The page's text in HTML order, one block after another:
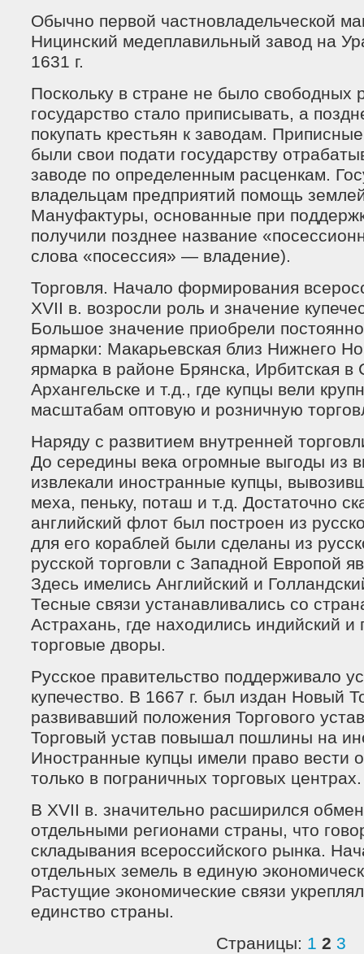
Обычно первой частновладельческой
Ницинский медеплавильный завод на
1631 г.
Поскольку в стране не было свободных
государство стало приписывать, а
покупать крестьян к заводам.
были свои подати государству
заводе по определенным расценкам.
владельцам предприятий помощь
Мануфактуры, основанные при
получили позднее название
слова «посессия» — владение).
Торговля. Начало формирования
XVII в. возросли роль и значение
Большое значение приобрели
ярмарки: Макарьевская близ Нижнего
ярмарка в районе Брянска, Ирбитская в
Архангельске и т.д., где купцы вели
масштабам оптовую и розничную
Наряду с развитием внутренней
До середины века огромные выгоды из
извлекали иностранные купцы,
меха, пеньку, поташ и т.д. Достаточно
английский флот был построен из
для его кораблей были сделаны из
русской торговли с Западной Европой
Здесь имелись Английский и
Тесные связи устанавливались со
Астрахань, где находились индийский и
торговые дворы.
Русское правительство поддерживало
купечество. В 1667 г. был издан Новый
развивавший положения Торгового
Торговый устав повышал пошлины на
Иностранные купцы имели право вести
только в пограничных торговых центрах.
В XVII в. значительно расширился
отдельными регионами страны, что
складывания всероссийского рынка.
отдельных земель в единую
Растущие экономические связи
единство страны.
Страницы: 1 2 3